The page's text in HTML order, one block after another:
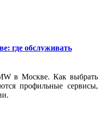
где обслуживать
в Москве. Как выбрать
профильные сервисы,